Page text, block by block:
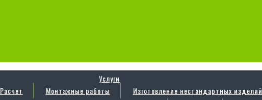
Услуги
Расчет Монтажные работы Изготовление нестандартных изделий